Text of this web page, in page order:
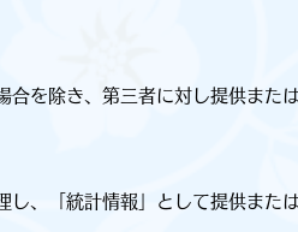
を除き、第三者に対し提供または
、「統計情報」として提供また